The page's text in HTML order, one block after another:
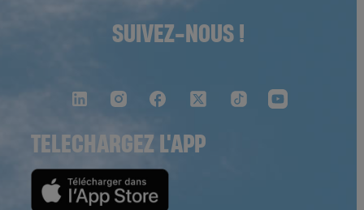
SUIVEZ-NOUS !
TELECHARGEZ L'APP